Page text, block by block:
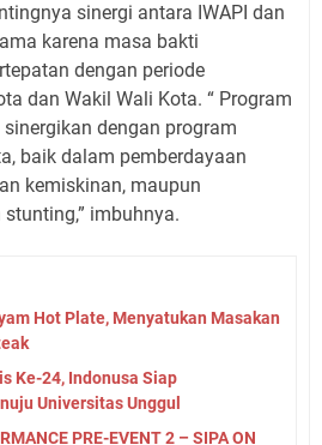
sinergi antara IWAPI dan
karena masa bakti
dengan periode
dan Wakil Wali Kota. “ Program
dengan program
baik dalam pemberdayaan
kemiskinan, maupun
imbuhnya.
Hot Plate, Menyatukan Masakan
Ke-24, Indonusa Siap
Universitas Unggul
PRE-EVENT 2 – SIPA ON